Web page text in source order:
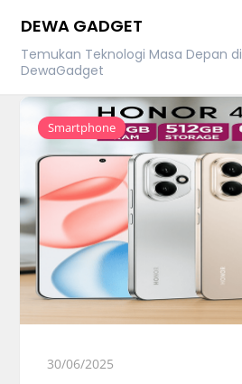
content
DEWA GADGET
Temukan Teknologi Masa Depan di
DewaGadget
Smartphone
30/06/2025